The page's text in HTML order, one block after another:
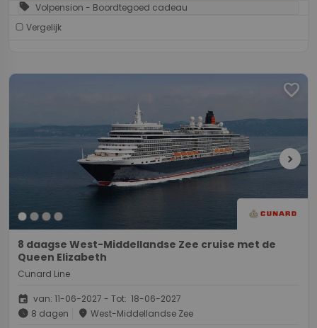
sell Volpension - Boordtegoed cadeau
Vergelijk
favorite
chevron_right
8 daagse West-Middellandse Zee cruise met de
Queen Elizabeth
Cunard Line
event van: 11-06-2027 - Tot: 18-06-2027
schedule 8 dagen place West-Middellandse Zee